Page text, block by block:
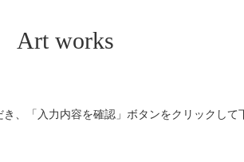
Art works
、「入力内容を確認」ボタンをクリックして